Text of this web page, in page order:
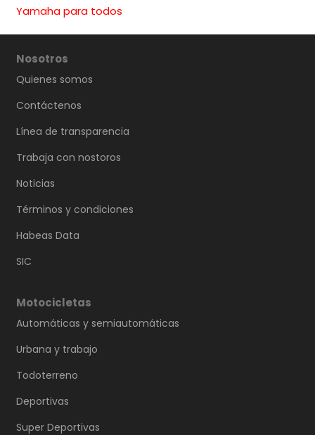
Yamaha para todos
Nosotros
Quienes somos
Contáctenos
Línea de transparencia
Trabaja con nostoros
Noticias
Términos y condiciones
Habeas Data
SIC
Motocicletas
Automáticas y semiautomáticas
Urbana y trabajo
Todoterreno
Deportivas
Super Deportivas